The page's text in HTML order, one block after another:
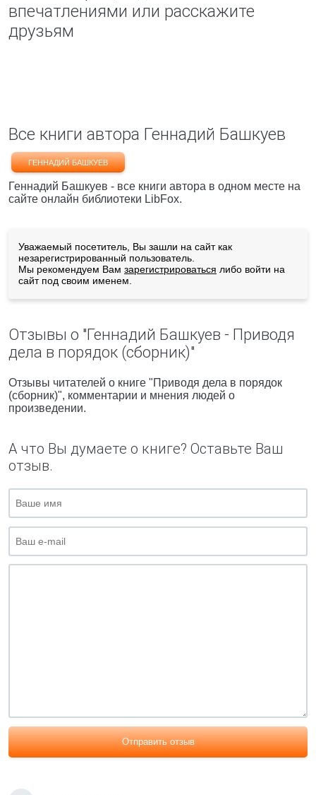
впечатлениями или расскажите
друзьям
Все книги автора Геннадий Башкуев
ГЕННАДИЙ БАШКУЕВ
Геннадий Башкуев - все книги автора в одном месте на
сайте онлайн библиотеки LibFox.
Уважаемый посетитель, Вы зашли на сайт как
незарегистрированный пользователь.
Мы рекомендуем Вам зарегистрироваться либо войти на
сайт под своим именем.
Отзывы о "Геннадий Башкуев - Приводя
дела в порядок (сборник)"
Отзывы читателей о книге "Приводя дела в порядок
(сборник)", комментарии и мнения людей о
произведении.
А что Вы думаете о книге? Оставьте Ваш
отзыв.
Отправить отзыв